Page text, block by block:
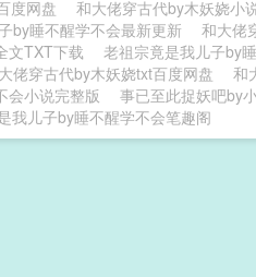
度网盘 和大佬穿古代by木妖娆小
by睡不醒学不会最新更新 和大佬
文TXT下载 老祖宗竟是我儿子by
佬穿古代by木妖娆txt百度网盘 和
会小说完整版 事已至此捉妖吧by
我儿子by睡不醒学不会笔趣阁